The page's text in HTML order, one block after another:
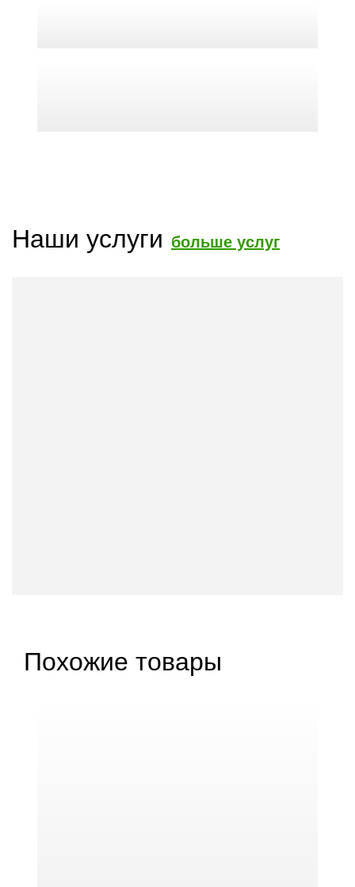
Наши услуги больше услуг
Похожие товары